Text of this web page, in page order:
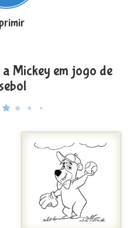
a Mickey em jogo de